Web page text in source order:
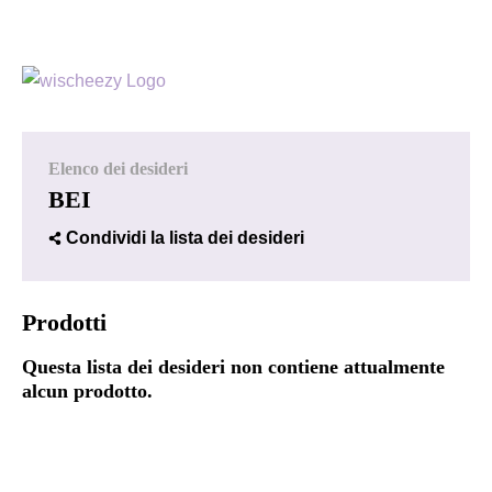
Elenco dei desideri
BEI
Condividi la lista dei desideri
Prodotti
Questa lista dei desideri non contiene attualmente
alcun prodotto.